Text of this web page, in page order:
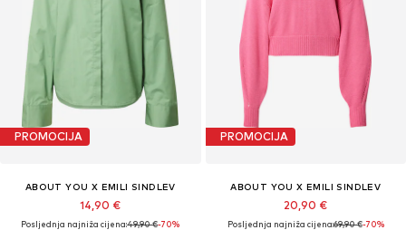
PROMOCIJA
ABOUT YOU X EMILI SINDLEV
14,90 €
Posljednja najniža cijena:49,90 €-70%
PROMOCIJA
ABOUT YOU X EMILI SINDLEV
20,90 €
Posljednja najniža cijena:69,90 €-70%